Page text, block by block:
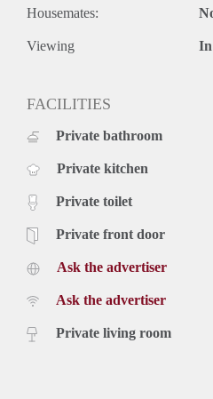
Housemates:
Viewing In
FACILITIES
Private bathroom
Private kitchen
Private toilet
Private front door
Ask the advertiser
Ask the advertiser
Private living room